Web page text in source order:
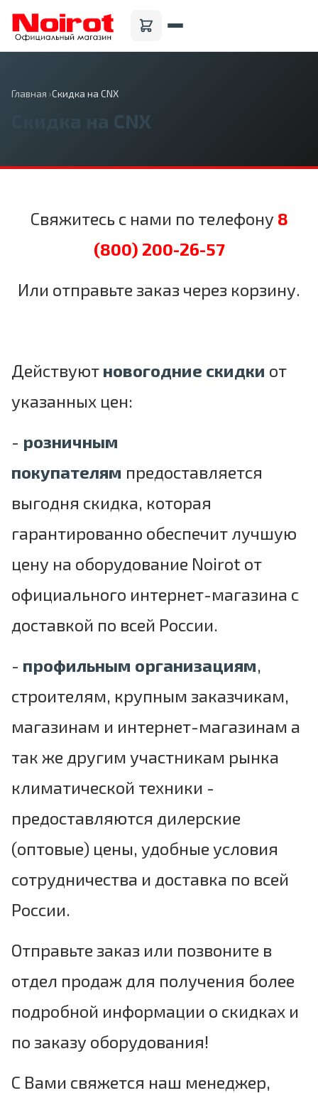
Главная ›Скидка на CNX
Скидка на CNX
Cвяжитесь с нами по телефону 8
(800) 200-26-57
Или отправьте заказ через корзину.
Действуют новогодние скидки от
указанных цен:
- розничным
покупателям предоставляется
выгодня скидка, которая
гарантированно обеспечит лучшую
цену на оборудование Noirot от
официального интернет-магазина с
доставкой по всей России.
- профильным организациям,
строителям, крупным заказчикам,
магазинам и интернет-магазинам а
так же другим участникам рынка
климатической техники -
предоставляются дилерские
(оптовые) цены, удобные условия
сотрудничества и доставка по всей
России.
Отправьте заказ или позвоните в
отдел продаж для получения более
подробной информации о скидках и
по заказу оборудования!
С Вами свяжется наш менеджер,